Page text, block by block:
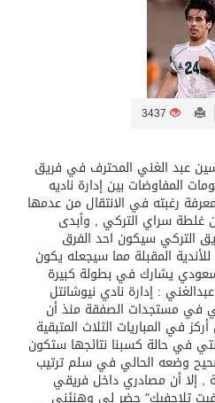
الكويتي
العتيق
“سبيس إكس” تطلق 24 قمرًا صناعيًا جديدًا إلى الفضاء
3437
عبد الغني المحترف في فريق
المفاوضات بين إدارة ناديه
رغبته في الانتقال من عدمها
غلطة سراي التركي , وأبدى
التركي سيكون احد الفرق
المقبلة مما سيجعله يكون
يشارك في بطولة كبيرة
: إدارة نادي نيوشانتل
في مستجدات الصفقة منذ أن
في المباريات الثلاث المتبقية
في حالة كسبنا نتائجها ستكون
وضعه الحالي في سلم ترتيب
, إلا أن مصادري داخل فريقي
تلاجفيك" حضر لي وهنئني